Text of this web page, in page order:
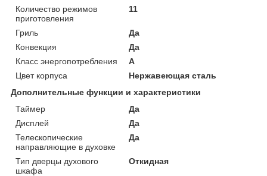
Количество режимов
приготовления
11
Гриль
Да
Конвекция
Да
Класс энергопотребления
A
Цвет корпуса
Нержавеющая сталь
Дополнительные функции и характеристики
Таймер
Да
Дисплей
Да
Телескопические
направляющие в духовке
Да
Тип дверцы духового
шкафа
Откидная